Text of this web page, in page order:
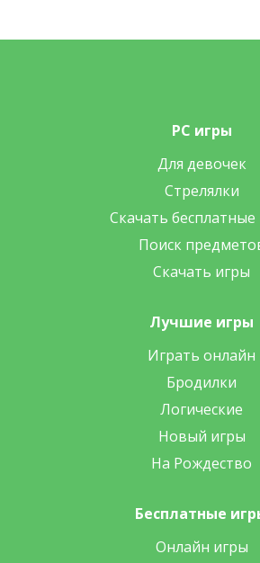
PC игры
Для девочек
Стрелялки
Скачать бесплатные
Поиск
Скачать игры
Лучшие игры
Играть онлайн
Бродилки
Логические
Новый игры
На Рождество
Бесплатные
Онлайн игры